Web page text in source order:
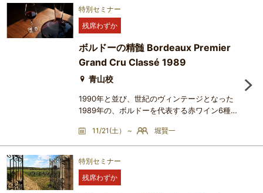
するワイン6種およびワインXをブラインドで
テイスティングし、同村の自然環境要因につい
て検討します。【ワインリスト】Volnay Clos
Lafarge （世界最安値7.3万円
特別セミナー
残席わずか
ボルドーの精髄 Bordeaux Premier
Grand Cru Classé 1989
青山校
1990年と並び、世紀のヴィンテージとなった
1989年の、ボルドーを代表する赤ワイン6種お
生産者、ブドウ畑の個性について検討します。
【ワインリスト】Château Lafite Rothschild
1989Château Margaux 1989Château Latour
1989Château Haut Brion 1989 (RP100) （世
界最安値28万円）Château Mouton
11/21(土） ~ 堀賢一
特別セミナー
残席わずか